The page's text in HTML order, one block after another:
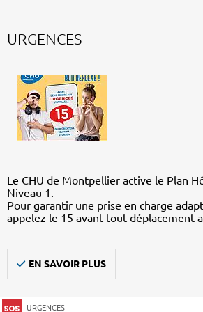
URGENCES
Le CHU de Montpellier active le Plan
Niveau 1.
Pour garantir une prise en charge
appelez le 15 avant tout déplacement
EN SAVOIR PLUS
URGENCES